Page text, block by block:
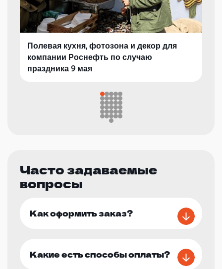
Полевая кухня, фотозона и декор для
компании Роснефть по случаю
праздника 9 мая
Часто задаваемые
вопросы
Как оформить заказ?
Какие есть способы оплаты?